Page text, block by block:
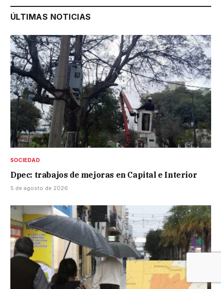
ÚLTIMAS NOTICIAS
SOCIEDAD
Dpec: trabajos de mejoras en Capital e Interior
5 de agosto de 2026